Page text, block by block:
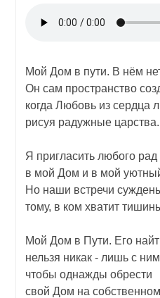
Мой Дом в пути. В нём
Он сам пространство
когда Любовь из сердца
рисуя радужные царства.
Я пригласить любого рад
в мой Дом и в мой
Но наши встречи
тому, в ком хватит
Мой Дом в Пути. Его
нельзя никак - лишь с
чтобы однажды обрести
свой Дом на